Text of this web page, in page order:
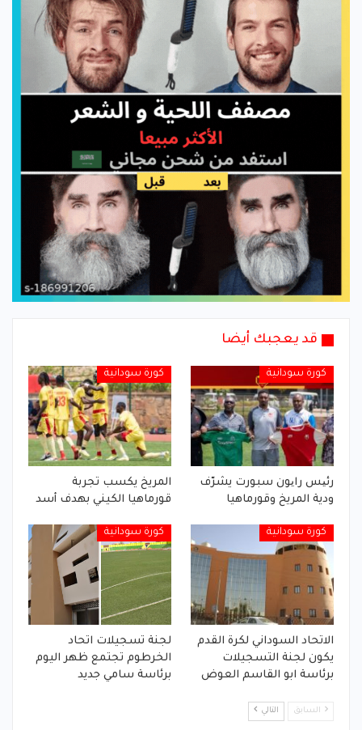
قد يعجبك أيضا
كورة سودانية
رئیس رایون سبورت يشرّف
ودية المريخ وقورماهيا
كورة سودانية
المريخ يكسب تجربة
قورماهيا الكيني بهدف أسد
كورة سودانية
الاتحاد السوداني لكرة القدم
يكون لجنة التسجيلات
برئاسة ابو القاسم العوض
كورة سودانية
لجنة تسجيلات اتحاد
الخرطوم تجتمع ظهر اليوم
برئاسة سامي جديد
السابق التالي